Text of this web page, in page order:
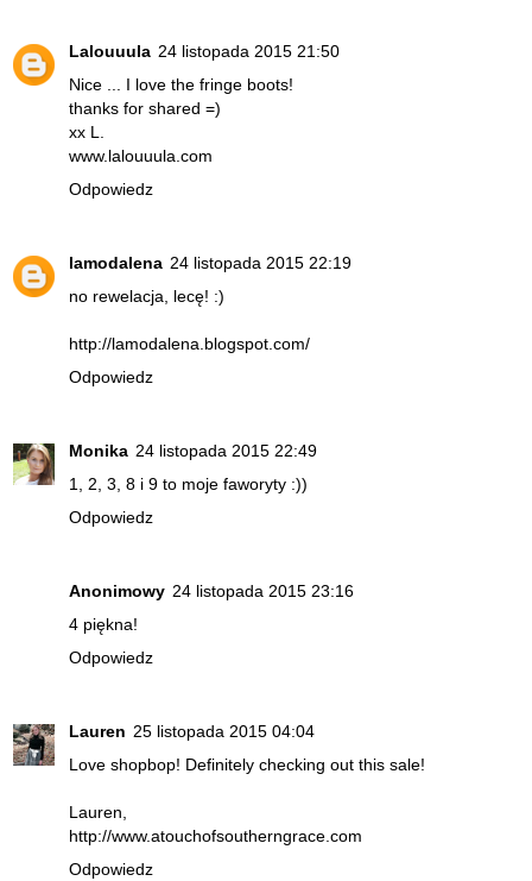
Lalouuula 24 listopada 2015 21:50
Nice ... I love the fringe boots!
thanks for shared =)
xx L.
www.lalouuula.com
Odpowiedz
lamodalena 24 listopada 2015 22:19
no rewelacja, lecę! :)
http://lamodalena.blogspot.com/
Odpowiedz
Monika 24 listopada 2015 22:49
1, 2, 3, 8 i 9 to moje faworyty :))
Odpowiedz
Anonimowy 24 listopada 2015 23:16
4 piękna!
Odpowiedz
Lauren 25 listopada 2015 04:04
Love shopbop! Definitely checking out this sale!
Lauren,
http://www.atouchofsoutherngrace.com
Odpowiedz